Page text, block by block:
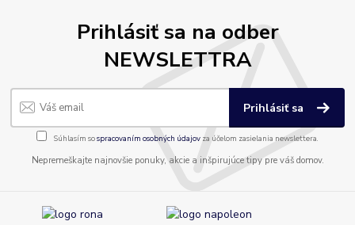
Prihlásiť sa na odber
NEWSLETTRA
Prihlásiť sa
Súhlasím sospracovaním osobných údajov za účelom zasielania newslettera.
Nepremeškajte najnovšie ponuky, akcie a inšpirujúce tipy pre váš domov.